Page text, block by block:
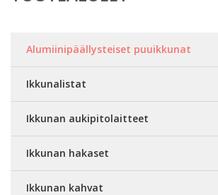
Alumiinipäällysteiset puuikkunat
Ikkunalistat
Ikkunan aukipitolaitteet
Ikkunan hakaset
Ikkunan kahvat